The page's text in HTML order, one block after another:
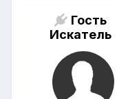
Гость
Искатель